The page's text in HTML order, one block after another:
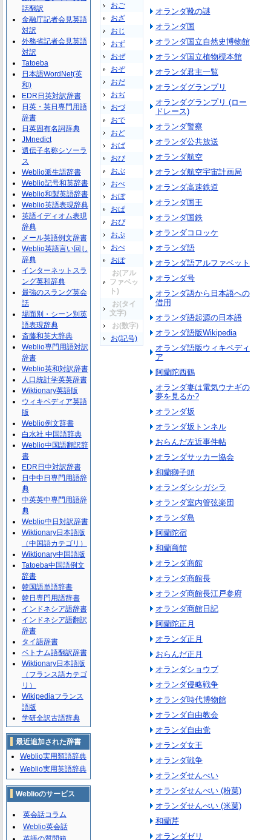
おご
おざ
おじ
おず
おぜ
おぞ
おだ
おぢ
おづ
おで
おど
おば
おび
おぶ
おべ
おぼ
おぱ
おぴ
おぷ
おぺ
おぽ
お(アル
ファベッ
ト)
お(タイ
文字)
お(数字)
お(記号)
オランダ靴の謎
オランダ国
オランダ国立自然史博物館
オランダ国立植物標本館
オランダ君主一覧
オランダグランプリ
オランダグランプリ (ロー
ドレース)
オランダ警察
オランダ公共放送
オランダ航空
オランダ航空宇宙計画局
オランダ高速鉄道
オランダ国王
オランダ国鉄
オランダコロッケ
オランダ語
オランダ語アルファベット
オランダ号
オランダ語から日本語への
借用
オランダ語起源の日本語
オランダ語版Wikipedia
オランダ語版ウィキペディ
ア
阿蘭陀西鶴
オランダ妻は電気ウナギの
夢を見るか?
オランダ坂
オランダ坂トンネル
おらんだ左近事件帖
オランダサッカー協会
和蘭獅子頭
オランダシシガシラ
オランダ室内管弦楽団
オランダ島
阿蘭陀宿
和蘭商館
オランダ商館
オランダ商館長
オランダ商館長江戸参府
オランダ商館日記
阿蘭陀正月
オランダ正月
おらんだ正月
オランダショウブ
オランダ侵略戦争
オランダ時代博物館
オランダ自由教会
オランダ自由党
オランダ女王
オランダ戦争
オランダせんべい
オランダせんべい (粉菓)
オランダせんべい (米菓)
和蘭芹
オランダゼリ
話翻訳
金融庁記者会見英語
対訳
外務省記者会見英語
対訳
Tatoeba
日本語WordNet(英
和)
EDR日英対訳辞書
日英・英日専門用語
辞書
日英固有名詞辞典
JMnedict
遺伝子名称シソーラ
ス
Weblio派生語辞書
Weblio記号和英辞書
Weblio和製英語辞書
Weblio英語表現辞典
英語イディオム表現
辞典
メール英語例文辞書
Weblio英語言い回し
辞典
インターネットスラ
ング英和辞典
最強のスラング英会
話
場面別・シーン別英
語表現辞典
斎藤和英大辞典
Weblio専門用語対訳
辞書
Weblio英和対訳辞書
人口統計学英英辞書
Wiktionary英語版
ウィキペディア英語
版
Weblio例文辞書
白水社 中国語辞典
Weblio中国語翻訳辞
書
EDR日中対訳辞書
日中中日専門用語辞
典
中英英中専門用語辞
典
Weblio中日対訳辞書
Wiktionary日本語版
（中国語カテゴリ）
Wiktionary中国語版
Tatoeba中国語例文
辞書
韓国語単語辞書
韓日専門用語辞書
インドネシア語辞書
インドネシア語翻訳
辞書
タイ語辞書
ベトナム語翻訳辞書
Wiktionary日本語版
（フランス語カテゴ
リ）
Wikipediaフランス
語版
学研全訳古語辞典
最近追加された辞書
Weblio実用類語辞典
Weblio実用英語辞典
Weblioのサービス
英会話コラム
Weblio英会話